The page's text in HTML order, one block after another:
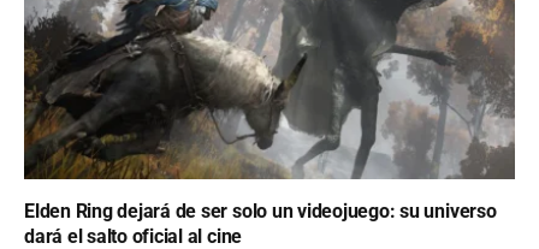
Elden Ring dejará de ser solo un videojuego: su universo
dará el salto oficial al cine